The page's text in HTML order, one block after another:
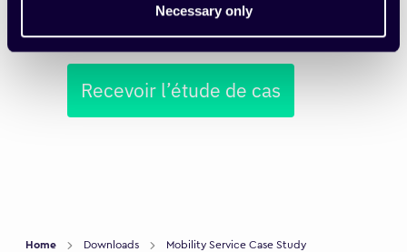
Necessary only
Recevoir l’étude de cas
Home Downloads Mobility Service Case Study